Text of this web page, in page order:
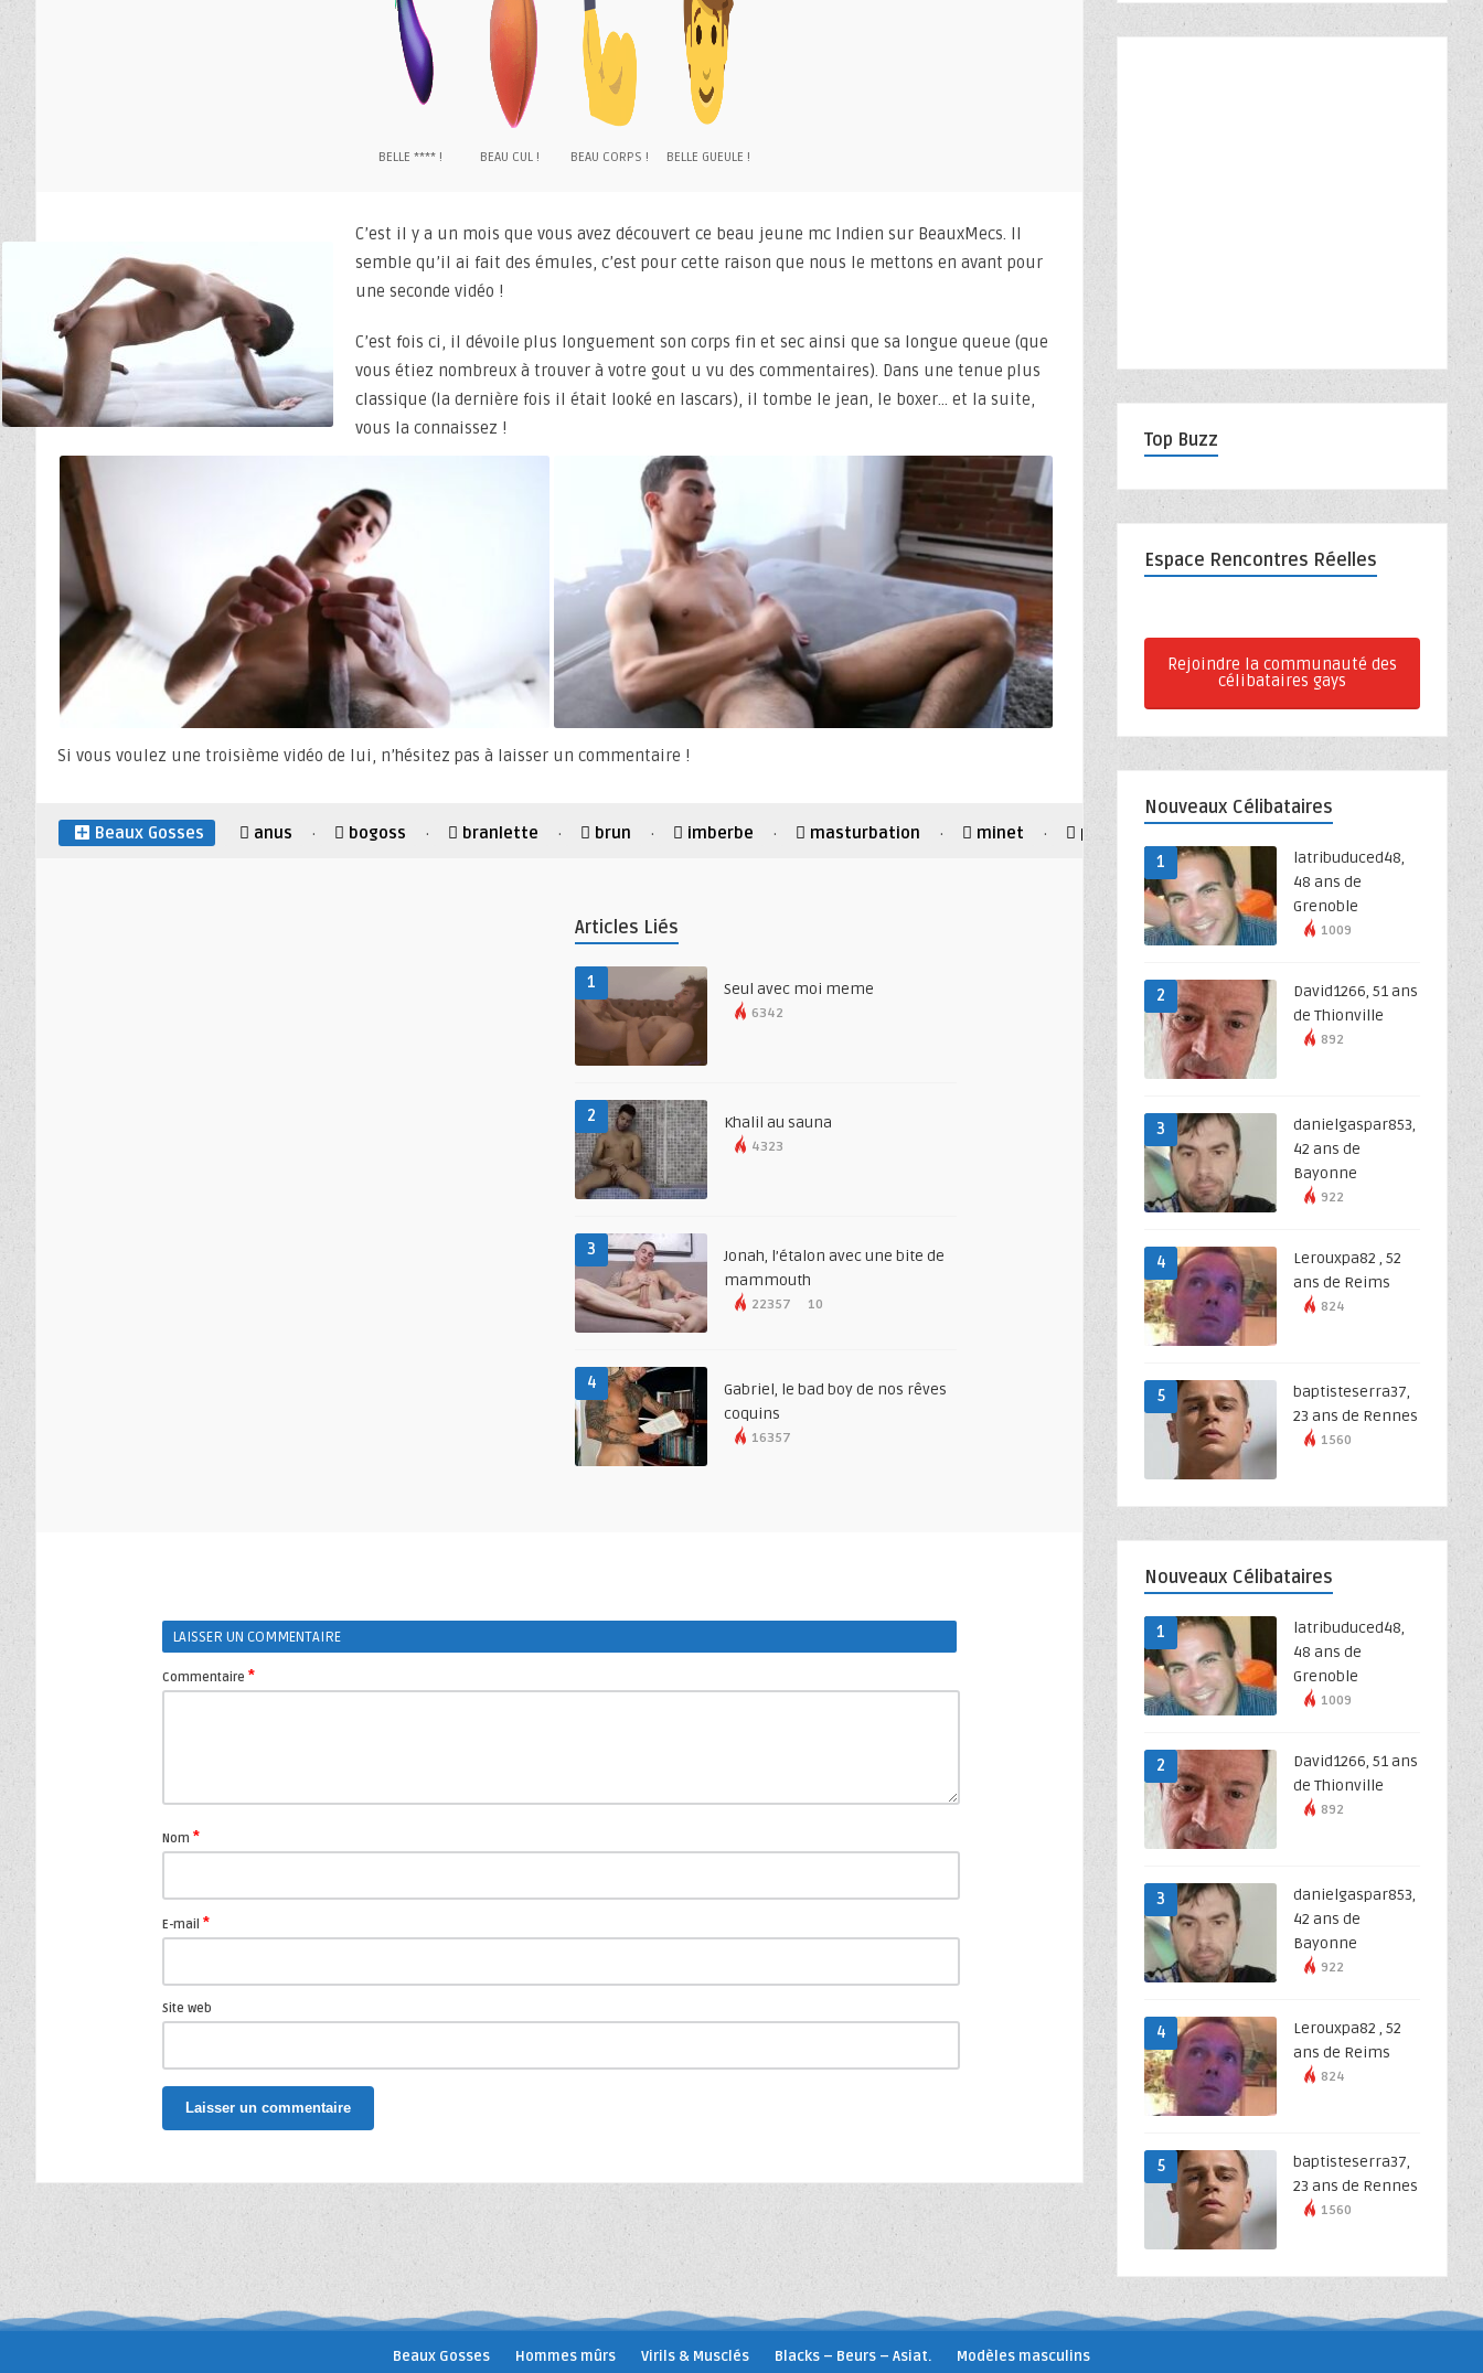
BELLE **** ! BEAU CUL ! BEAU CORPS ! BELLE GUEULE !
C’est il y a un mois que vous avez découvert ce beau jeune mc Indien sur BeauxMecs. Il
semble qu’il ai fait des émules, c’est pour cette raison que nous le mettons en avant pour
une seconde vidéo !
C’est fois ci, il dévoile plus longuement son corps fin et sec ainsi que sa longue queue (que
vous étiez nombreux à trouver à votre gout u vu des commentaires). Dans une tenue plus
classique (la dernière fois il était looké en lascars), il tombe le jean, le boxer… et la suite,
vous la connaissez !
Si vous voulez une troisième vidéo de lui, n’hésitez pas à laisser un commentaire !
Beaux Gosses anus · bogoss · branlette · brun · imberbe · masturbation · minet · petit cul
Articles Liés
1 Seul avec moi meme
6342
2 Khalil au sauna
4323
3
Jonah, l’étalon avec une bite de
mammouth
22357 10
4
Gabriel, le bad boy de nos rêves
coquins
16357
LAISSER UN COMMENTAIRE
Commentaire *
Nom *
E-mail *
Site web
Top Buzz
Espace Rencontres Réelles
Rejoindre la communauté des
célibataires gays
Nouveaux Célibataires
1
latribuduced48,
48 ans de
Grenoble
1009
2
David1266, 51 ans
de Thionville
892
3
danielgaspar853,
42 ans de
Bayonne
922
4
Lerouxpa82 , 52
ans de Reims
824
5
baptisteserra37,
23 ans de Rennes
1560
Nouveaux Célibataires
1
latribuduced48,
48 ans de
Grenoble
1009
2
David1266, 51 ans
de Thionville
892
3
danielgaspar853,
42 ans de
Bayonne
922
4
Lerouxpa82 , 52
ans de Reims
824
5
baptisteserra37,
23 ans de Rennes
1560
Beaux Gosses Hommes mûrs Virils & Musclés Blacks – Beurs – Asiat. Modèles masculins